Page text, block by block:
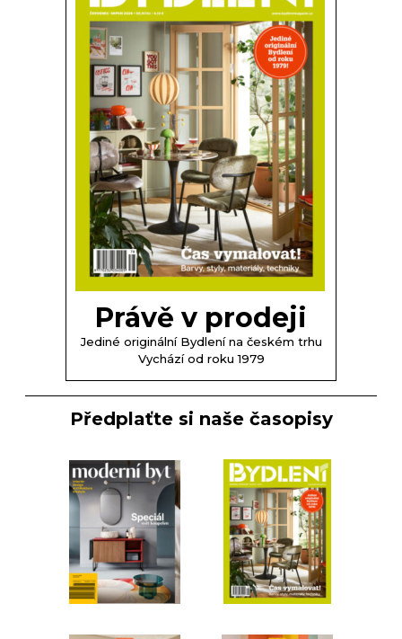
Právě v prodeji
Jediné originální Bydlení na českém trhu
Vychází od roku 1979
Předplaťte si naše časopisy